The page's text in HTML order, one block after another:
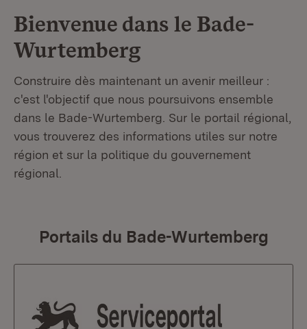
Bienvenue dans le Bade-
Wurtemberg
Construire dès maintenant un avenir meilleur :
c'est l'objectif que nous poursuivons ensemble
dans le Bade-Wurtemberg. Sur le portail régional,
vous trouverez des informations utiles sur notre
région et sur la politique du gouvernement
régional.
Portails du Bade-Wurtemberg